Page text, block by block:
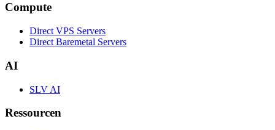
Compute
Direct VPS Servers
Direct Baremetal Servers
AI
SLV AI
Ressourcen